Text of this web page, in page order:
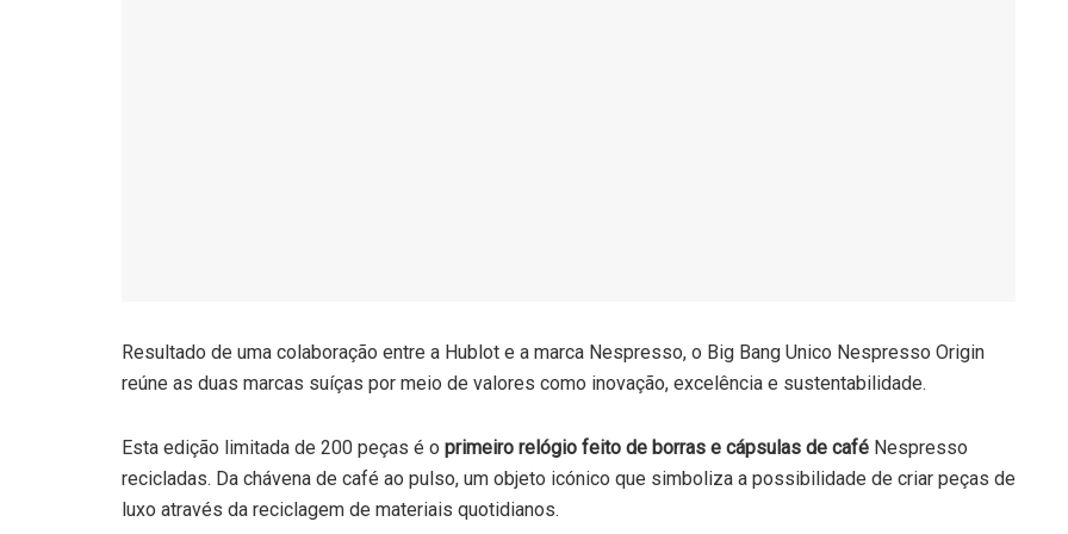
Resultado de uma colaboração entre a Hublot e a marca Nespresso, o Big Bang Unico Nespresso Origin
reúne as duas marcas suíças por meio de valores como inovação, excelência e sustentabilidade.
Esta edição limitada de 200 peças é o primeiro relógio feito de borras e cápsulas de café Nespresso
recicladas. Da chávena de café ao pulso, um objeto icónico que simboliza a possibilidade de criar peças de
luxo através da reciclagem de materiais quotidianos.